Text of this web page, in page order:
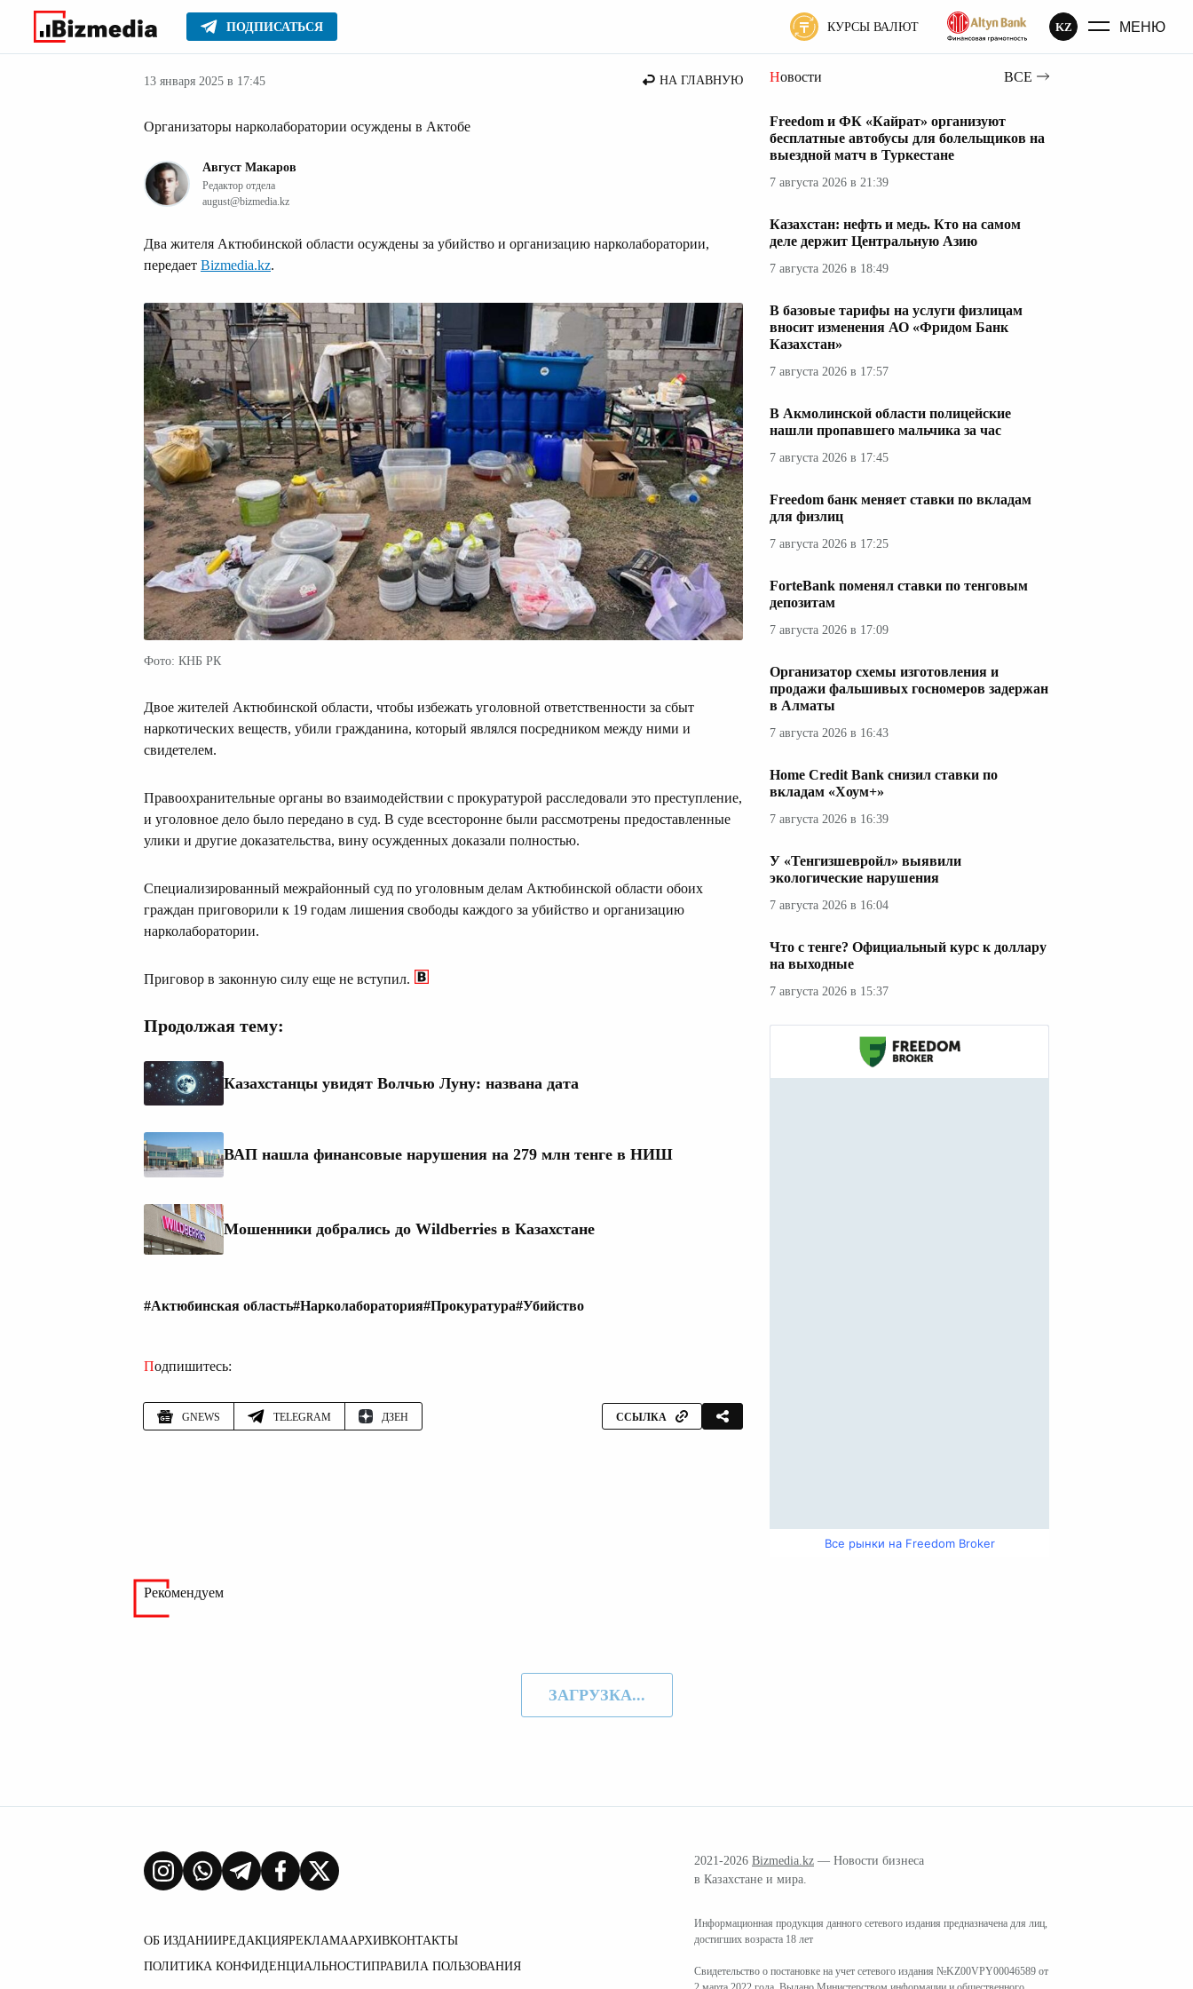
ПОДПИСАТЬСЯ КУРСЫ ВАЛЮТ KZ МЕНЮ
Главное Новости
13 января 2025 в 17:45 НА ГЛАВНУЮ
Организаторы нарколаборатории осуждены в Актобе
Август Макаров
Редактор отдела
august@bizmedia.kz
Два жителя Актюбинской области осуждены за убийство и организацию нарколаборатории,
передает Bizmedia.kz.
Фото: КНБ РК
Двое жителей Актюбинской области, чтобы избежать уголовной ответственности за сбыт
наркотических веществ, убили гражданина, который являлся посредником между ними и
свидетелем.
Правоохранительные органы во взаимодействии с прокуратурой расследовали это преступление,
и уголовное дело было передано в суд. В суде всесторонне были рассмотрены предоставленные
улики и другие доказательства, вину осужденных доказали полностью.
Специализированный межрайонный суд по уголовным делам Актюбинской области обоих
граждан приговорили к 19 годам лишения свободы каждого за убийство и организацию
нарколаборатории.
Приговор в законную силу еще не вступил.
Продолжая тему:
Казахстанцы увидят Волчью Луну: названа дата
ВАП нашла финансовые нарушения на 279 млн тенге в НИШ
Мошенники добрались до Wildberries в Казахстане
#Актюбинская область#Нарколаборатория#Прокуратура#Убийство
Подпишитесь:
GNEWS TELEGRAM ДЗЕН ССЫЛКА
Новости ВСЕ
Freedom и ФК «Кайрат» организуют
бесплатные автобусы для болельщиков на
выездной матч в Туркестане
7 августа 2026 в 21:39
Казахстан: нефть и медь. Кто на самом
деле держит Центральную Азию
7 августа 2026 в 18:49
В базовые тарифы на услуги физлицам
вносит изменения АО «Фридом Банк
Казахстан»
7 августа 2026 в 17:57
В Акмолинской области полицейские
нашли пропавшего мальчика за час
7 августа 2026 в 17:45
Freedom банк меняет ставки по вкладам
для физлиц
7 августа 2026 в 17:25
ForteBank поменял ставки по тенговым
депозитам
7 августа 2026 в 17:09
Организатор схемы изготовления и
продажи фальшивых госномеров задержан
в Алматы
7 августа 2026 в 16:43
Home Credit Bank снизил ставки по
вкладам «Хоум+»
7 августа 2026 в 16:39
У «Тенгизшевройл» выявили
экологические нарушения
7 августа 2026 в 16:04
Что с тенге? Официальный курс к доллару
на выходные
7 августа 2026 в 15:37
Все рынки на Freedom Broker
Рекомендуем
ЗАГРУЗКА...
ОБ ИЗДАНИИРЕДАКЦИЯРЕКЛАМААРХИВКОНТАКТЫ
ПОЛИТИКА КОНФИДЕНЦИАЛЬНОСТИПРАВИЛА ПОЛЬЗОВАНИЯ
2021-2026 Bizmedia.kz — Новости бизнеса
в Казахстане и мира.
Информационная продукция данного сетевого издания предназначена для лиц,
достигших возраста 18 лет
Свидетельство о постановке на учет сетевого издания №KZ00VPY00046589 от